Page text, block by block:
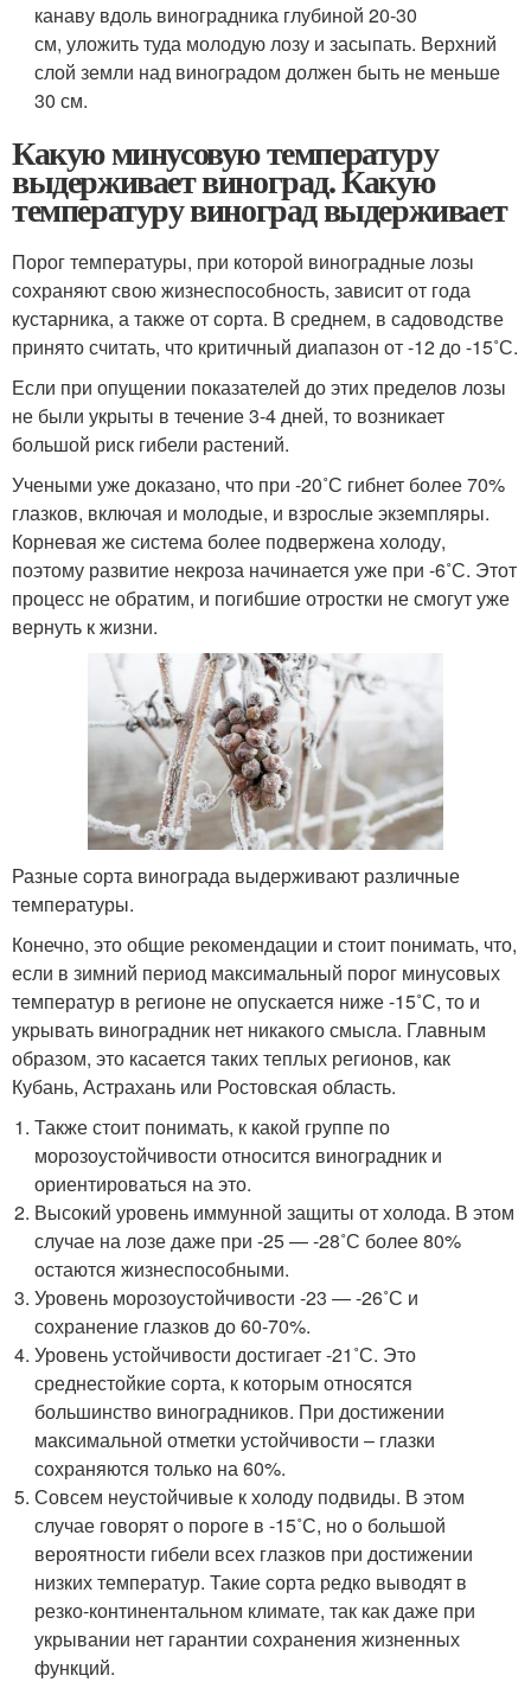
канаву вдоль виноградника глубиной 20-30
см, уложить туда молодую лозу и засыпать. Верхний
слой земли над виноградом должен быть не меньше
30 см.
Какую минусовую температуру
выдерживает виноград. Какую
температуру виноград выдерживает
Порог температуры, при которой виноградные лозы
сохраняют свою жизнеспособность, зависит от года
кустарника, а также от сорта. В среднем, в садоводстве
принято считать, что критичный диапазон от -12 до -15˚С.
Если при опущении показателей до этих пределов лозы
не были укрыты в течение 3-4 дней, то возникает
большой риск гибели растений.
Учеными уже доказано, что при -20˚С гибнет более 70%
глазков, включая и молодые, и взрослые экземпляры.
Корневая же система более подвержена холоду,
поэтому развитие некроза начинается уже при -6˚С. Этот
процесс не обратим, и погибшие отростки не смогут уже
вернуть к жизни.
Разные сорта винограда выдерживают различные
температуры.
Конечно, это общие рекомендации и стоит понимать, что,
если в зимний период максимальный порог минусовых
температур в регионе не опускается ниже -15˚С, то и
укрывать виноградник нет никакого смысла. Главным
образом, это касается таких теплых регионов, как
Кубань, Астрахань или Ростовская область.
Также стоит понимать, к какой группе по
морозоустойчивости относится виноградник и
ориентироваться на это.
Высокий уровень иммунной защиты от холода. В этом
случае на лозе даже при -25 — -28˚С более 80%
остаются жизнеспособными.
Уровень морозоустойчивости -23 — -26˚С и
сохранение глазков до 60-70%.
Уровень устойчивости достигает -21˚С. Это
среднестойкие сорта, к которым относятся
большинство виноградников. При достижении
максимальной отметки устойчивости – глазки
сохраняются только на 60%.
Совсем неустойчивые к холоду подвиды. В этом
случае говорят о пороге в -15˚С, но о большой
вероятности гибели всех глазков при достижении
низких температур. Такие сорта редко выводят в
резко-континентальном климате, так как даже при
укрывании нет гарантии сохранения жизненных
функций.